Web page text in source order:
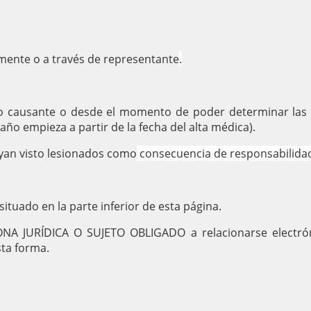
o a través de representante.
o desde el momento de poder determinar las
empieza a partir de la fecha del alta médica).
visto lesionados como consecuencia de
en la parte inferior de esta página.
JURÍDICA O SUJETO OBLIGADO a relacionarse
forma.